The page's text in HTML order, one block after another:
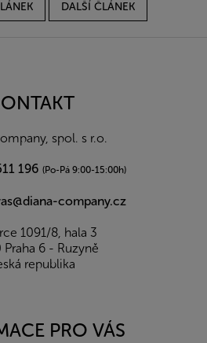
DALŠÍ ČLÁNEK
spol. s r.o.
196 (Po-Pá 9:00-15:00h)
company.cz
1091/8, hala 3
Praha 6 - Ruzyně
republika
PRO VÁS